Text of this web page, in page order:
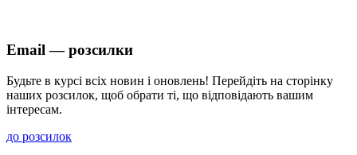
Email — розсилки
Будьте в курсі всіх новин і оновлень! Перейдіть на сторінку
наших розсилок, щоб обрати ті, що відповідають вашим
інтересам.
до розсилок